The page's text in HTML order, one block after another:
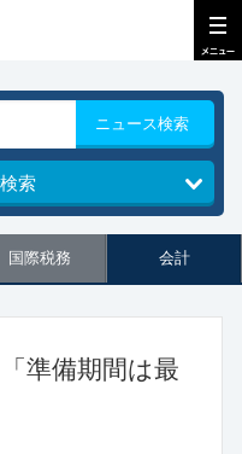
ニュース検索
索
国際税務 会計
準備期間は最